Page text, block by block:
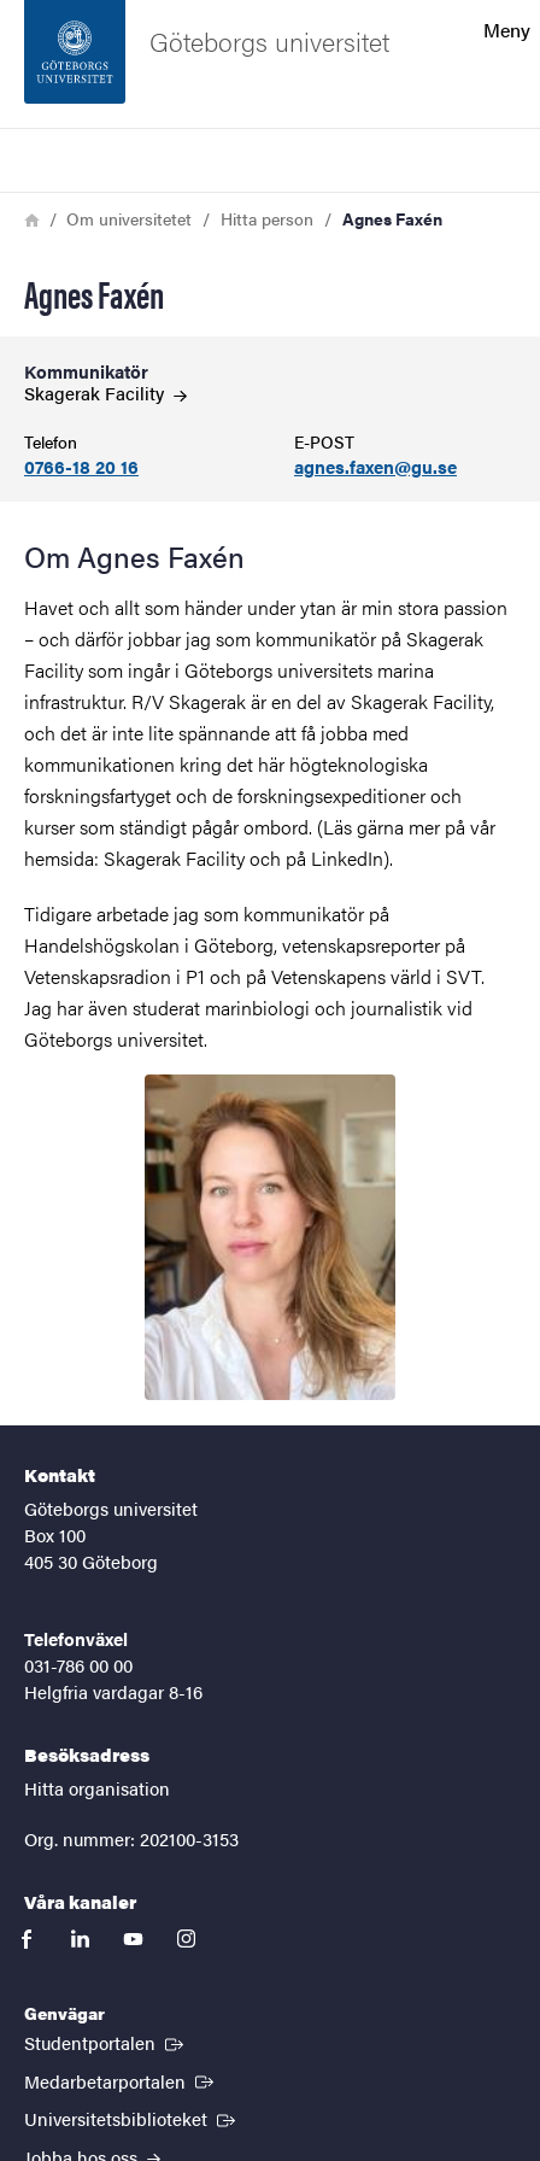
Sidfoten
Meny
Göteborgs universitet
Länkstig
HemOm universitetet Hitta person Agnes Faxén
Agnes Faxén
Kommunikatör
Skagerak Facility
Telefon
0766-18 20 16
E-POST
agnes.faxen@gu.se
Om Agnes Faxén
Havet och allt som händer under ytan är min stora passion
– och därför jobbar jag som kommunikatör på Skagerak
Facility som ingår i Göteborgs universitets marina
infrastruktur. R/V Skagerak är en del av Skagerak Facility,
och det är inte lite spännande att få jobba med
kommunikationen kring det här högteknologiska
forskningsfartyget och de forskningsexpeditioner och
kurser som ständigt pågår ombord. (Läs gärna mer på vår
hemsida: Skagerak Facility och på LinkedIn).
Tidigare arbetade jag som kommunikatör på
Handelshögskolan i Göteborg, vetenskapsreporter på
Vetenskapsradion i P1 och på Vetenskapens värld i SVT.
Jag har även studerat marinbiologi och journalistik vid
Göteborgs universitet.
Kontakt
Göteborgs universitet
Box 100
405 30 Göteborg
Telefonväxel
031-786 00 00
Helgfria vardagar 8-16
Besöksadress
Hitta organisation
Org. nummer: 202100-3153
Våra kanaler
facebooklinkedinyoutubeinstagram
Genvägar
Studentportalen (Extern länk)
Medarbetarportalen (Extern länk)
Universitetsbiblioteket (Extern länk)